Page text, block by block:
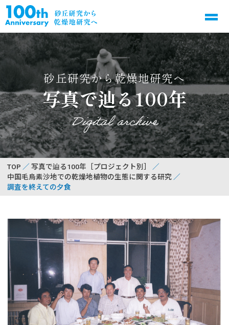
砂丘研究から乾燥地研究へ
写真で辿る100年
Digital archive
TOP
写真で辿る100年［プロジェクト別］
中国毛烏素沙地での乾燥地植物の生態に関する研究
調査を終えての夕食